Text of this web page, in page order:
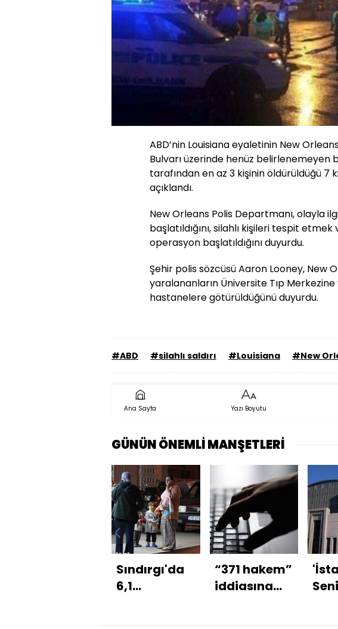
ABD’nin Louisiana eyaletinin New
Bulvarı üzerinde henüz belirlenemeyen
tarafından en az 3 kişinin öldürüldüğü 7
açıklandı.
New Orleans Polis Departmanı, olayla
başlatıldığını, silahlı kişileri tespit
operasyon başlatıldığını duyurdu.
Şehir polis sözcüsü Aaron Looney, New
yaralananların Üniversite Tıp
hastanelere götürüldüğünü duyurdu.
#ABD #silahlı saldırı #Louisiana #New
Ana Sayfa Yazı Boyutu
GÜNÜN ÖNEMLİ MANŞETLERİ
Sındırgı'da
6,1
“371 hakem”
iddiasına